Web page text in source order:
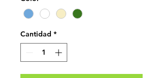
Cantidad *